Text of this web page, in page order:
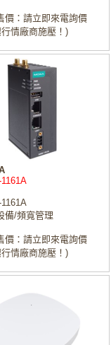
價：請立即來電詢價
情廠商施壓！)
備/頻寬管理
價：請立即來電詢價
情廠商施壓！)